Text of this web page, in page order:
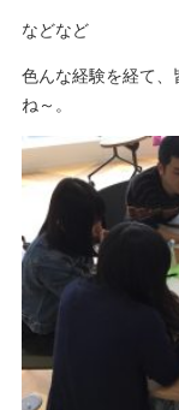
などなど
色んな経験を経て
ね～。